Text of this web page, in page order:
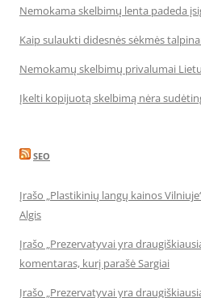
Nemokama skelbimų lenta padeda
Kaip sulaukti didesnės sėkmės
Nemokamų skelbimų privalumai
Įkelti kopijuotą skelbimą nėra
SEO
Įrašo „Plastikinių langų kainos
Algis
Įrašo „Prezervatyvai yra
komentaras, kurį parašė Sargiai
Įrašo „Prezervatyvai yra